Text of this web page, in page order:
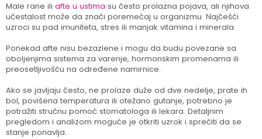
Male rane ili afte u ustima su često prolazna pojava, ali njihova
učestalost može da znači poremećaj u organizmu. Najčešći
uzroci su pad imuniteta, stres ili manjak vitamina i minerala.
Ponekad afte nisu bezazlene i mogu da budu povezane sa
oboljenjima sistema za varenje, hormonskim promenama ili
preosetljivošću na određene namirnice.
Ako se javljaju često, ne prolaze duže od dve nedelje, prate ih
bol, povišena temperatura ili otežano gutanje, potrebno je
potražiti stručnu pomoć stomatologa ili lekara. Detaljnim
pregledom i analizom moguće je otkriti uzrok i sprečiti da se
stanje ponavlja.